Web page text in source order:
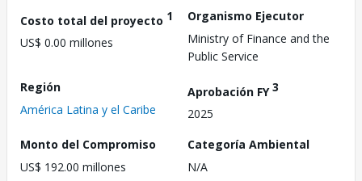
Costo total del proyecto 1
US$ 0.00 millones
Organismo Ejecutor
Ministry of Finance and the
Public Service
Región
América Latina y el Caribe
Aprobación FY3
2025
Monto del Compromiso
US$ 192.00 millones
Categoría Ambiental
N/A